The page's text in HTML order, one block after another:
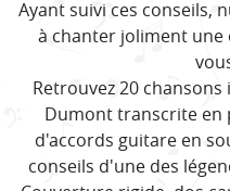
Ayant suivi ces conseils,
à chanter joliment une
Retrouvez 20
Dumont transcrite en
d'accords guitare en
conseils d'une des